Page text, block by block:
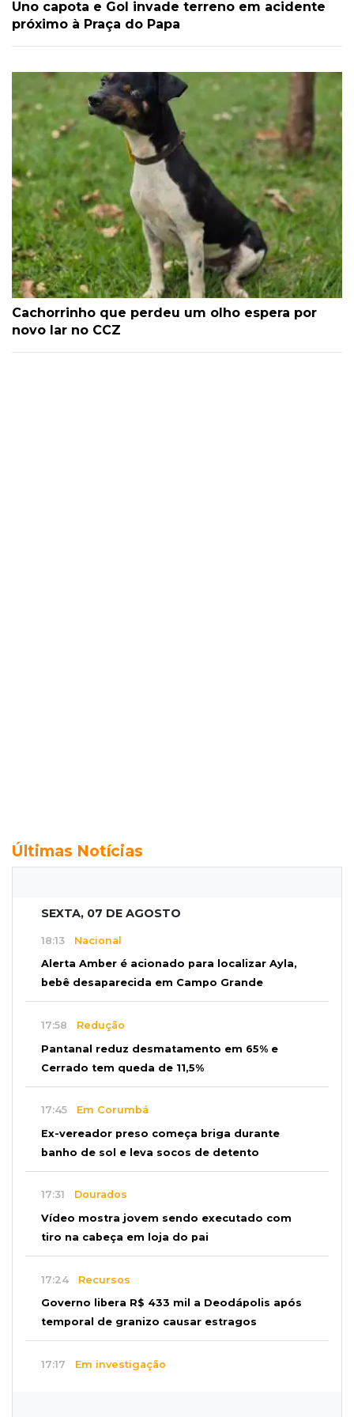
Uno capota e Gol invade terreno em acidente
próximo à Praça do Papa
Cachorrinho que perdeu um olho espera por
novo lar no CCZ
Últimas Notícias
SEXTA, 07 DE AGOSTO
18:13 Nacional
Alerta Amber é acionado para localizar Ayla,
bebê desaparecida em Campo Grande
17:58 Redução
Pantanal reduz desmatamento em 65% e
Cerrado tem queda de 11,5%
17:45 Em Corumbá
Ex-vereador preso começa briga durante
banho de sol e leva socos de detento
17:31 Dourados
Vídeo mostra jovem sendo executado com
tiro na cabeça em loja do pai
17:24 Recursos
Governo libera R$ 433 mil a Deodápolis após
temporal de granizo causar estragos
17:17 Em investigação